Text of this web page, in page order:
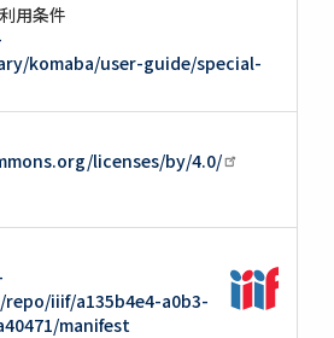
用条件
komaba/user-guide/special-
licenses/by/4.0/
iiif/a135b4e4-a0b3-
manifest